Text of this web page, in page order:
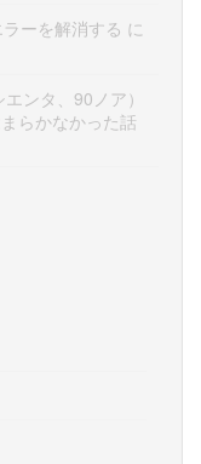
ーを解消する に
ンタ、90ノア）
らかなかった話